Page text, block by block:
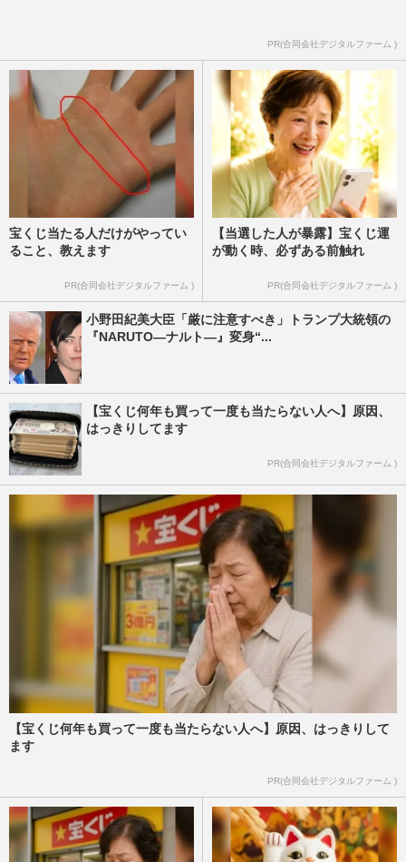
PR(合同会社デジタルファーム )
宝くじ当たる人だけがやってい
ること、教えます
PR(合同会社デジタルファーム )
【当選した人が暴露】宝くじ運
が動く時、必ずある前触れ
PR(合同会社デジタルファーム )
小野田紀美大臣「厳に注意すべき」トランプ大統領の
『NARUTO―ナルト―』変身“...
【宝くじ何年も買って一度も当たらない人へ】原因、
はっきりしてます
PR(合同会社デジタルファーム )
【宝くじ何年も買って一度も当たらない人へ】原因、はっきりして
ます
PR(合同会社デジタルファーム )